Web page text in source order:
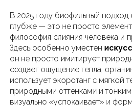
В 2025 году биофильный подход
глубже — это не просто
философия слияния человека и
Здесь особенно уместен
он не просто имитирует
создаёт ощущение тепла,
использует экоротанг с мягкой
природными оттенками и
визуально «успокаивает» и